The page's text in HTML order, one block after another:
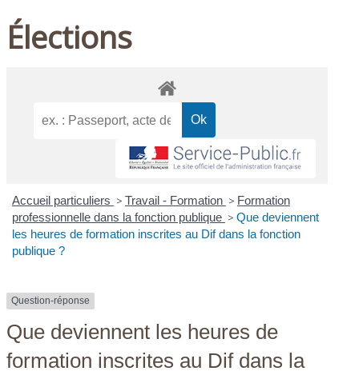
Élections
Accueil particuliers > Travail - Formation > Formation
professionnelle dans la fonction publique > Que deviennent
les heures de formation inscrites au Dif dans la fonction
publique ?
Question-réponse
Que deviennent les heures de
formation inscrites au Dif dans la